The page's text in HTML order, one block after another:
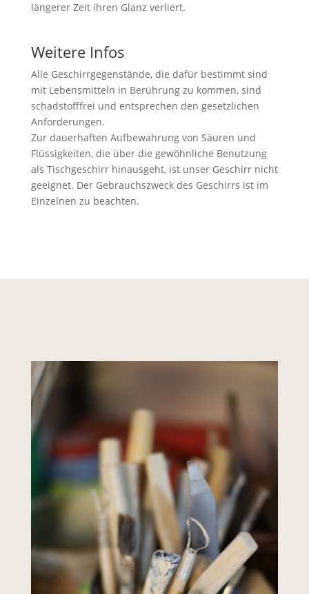
längerer Zeit ihren Glanz verliert.
Weitere Infos
Alle Geschirrgegenstände, die dafür bestimmt sind
mit Lebensmitteln in Berührung zu kommen, sind
schadstofffrei und entsprechen den gesetzlichen
Anforderungen.
Zur dauerhaften Aufbewahrung von Säuren und
Flüssigkeiten, die über die gewöhnliche Benutzung
als Tischgeschirr hinausgeht, ist unser Geschirr nicht
geeignet. Der Gebrauchszweck des Geschirrs ist im
Einzelnen zu beachten.